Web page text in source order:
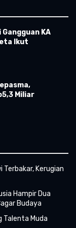
Gangguan KA
Ikut
Miliar
Terbakar, Kerugian
Hampir Dua
Budaya
Talenta Muda